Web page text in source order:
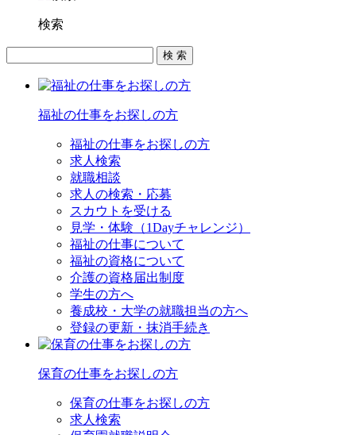
検索
福祉の仕事をお探しの方
福祉の仕事をお探しの方
求人検索
就職相談
求人の検索・応募
スカウトを受ける
見学・体験（1Dayチャレンジ）
福祉の仕事について
福祉の資格について
介護の資格届出制度
学生の方へ
養成校・大学の就職担当の方へ
登録の更新・抹消手続き
保育の仕事をお探しの方
保育の仕事をお探しの方
求人検索